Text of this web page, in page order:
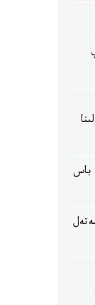
باس
4 مىڭ شەتەل